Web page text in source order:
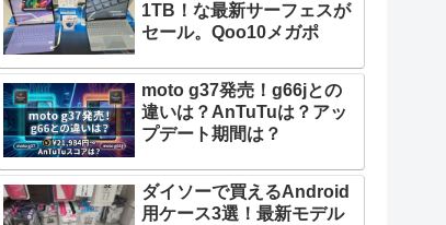
1TB！な最新サーフェスが
セール。Qoo10メガポ
moto g37発売！g66jとの
違いは？AnTuTuは？アッ
プデート期間は？
ダイソーで買えるAndroid
用ケース3選！最新モデル